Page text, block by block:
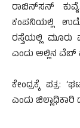
ರಾಬಿನ್‌ಸನ್
ಕಂಪನಿಯಲ್ಲಿ
ರಸ್ತೆಯಲ್ಲಿ ಮೂರು
ಎಂದು ಅಲ್ಲಿನ ವೆಬ್
ಕೇಂದ್ರಕ್ಕೆ ಪತ್ರ:
ಎಂದು